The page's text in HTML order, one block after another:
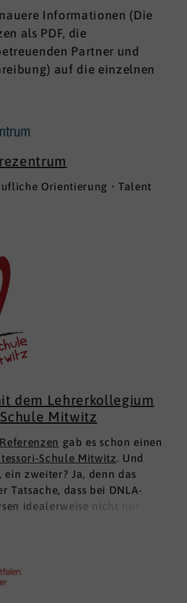
Informationen (Die
als PDF, die
Partner und
auf die einzelnen
Orientierung • Talent
dem Lehrerkollegium
Mitwitz
gab es schon einen
Schule Mitwitz. Und
zweiter? Ja, denn das
Tatsache, dass bei DNLA-
idealerweise nicht nur
werden, um eine
Potenzialaufbau
und kurzfristiger Impulse,